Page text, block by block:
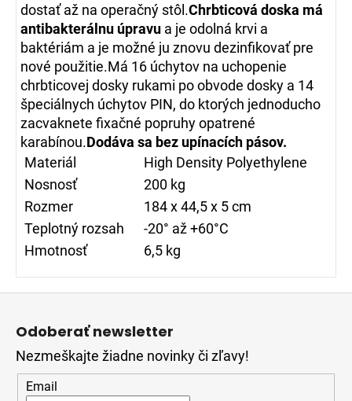
dostať až na operačný stôl.Chrbticová doska má
antibakterálnu úpravu a je odolná krvi a
baktériám a je možné ju znovu dezinfikovať pre
nové použitie.Má 16 úchytov na uchopenie
chrbticovej dosky rukami po obvode dosky a 14
špeciálnych úchytov PIN, do ktorých jednoducho
zacvaknete fixačné popruhy opatrené
karabínou.Dodáva sa bez upínacích pásov.
Materiál
High Density Polyethylene
Nosnosť
200 kg
Rozmer
184 x 44,5 x 5 cm
Teplotný rozsah
-20° až +60°C
Hmotnosť
6,5 kg
Z
Odoberať newsletter
Nezmeškajte žiadne novinky či zľavy!
Email